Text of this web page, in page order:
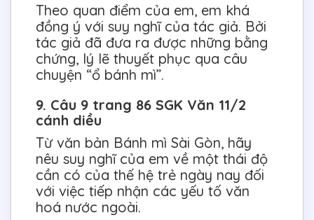
Theo quan điểm của em, em khá
đồng ý với suy nghĩ của tác giả. Bởi
tác giả đã đưa ra được những bằng
chứng, lý lẽ thuyết phục qua câu
chuyện “ổ bánh mì”.
9. Câu 9 trang 86 SGK Văn 11/2
cánh diều
Từ văn bản Bánh mì Sài Gòn, hãy
nêu suy nghĩ của em về một thái độ
cần có của thế hệ trẻ ngày nay đối
với việc tiếp nhận các yếu tố văn
hoá nước ngoài.